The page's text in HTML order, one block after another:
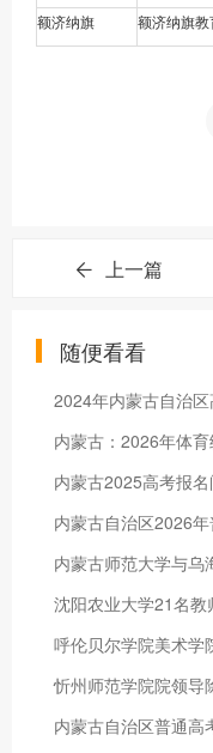
额济纳旗 额济纳旗
上一篇
随便看看
内蒙古：2026年体
内蒙古2025高考报
内蒙古师范大学与乌
内蒙古自治区普通高